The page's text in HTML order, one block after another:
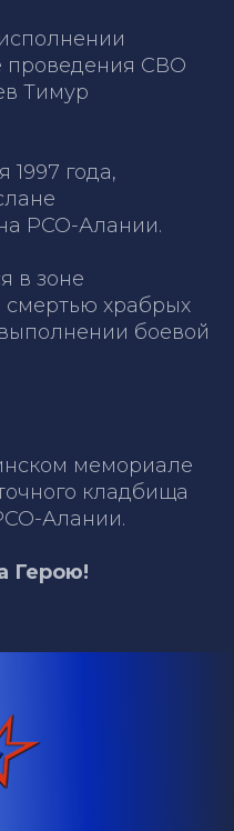
проведения СВО
Тимур
года,
РСО-Алании.
в зоне
храбрых
боевой
мемориале
кладбища
Алании.
Герою!